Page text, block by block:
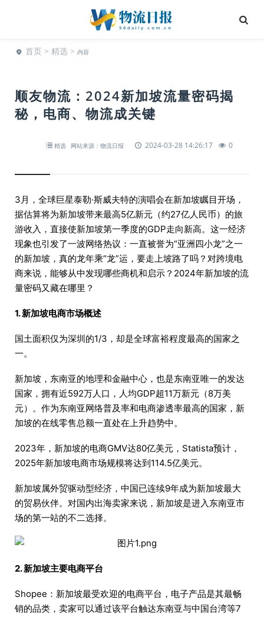
首页 > 精选 > 内容
顺友物流：2024新加坡流量密码揭
秘，电商、物流成关键
精选 网站来源：物流日报 2024-03-28 14:26:17 0
3月，全球巨星泰勒·斯威夫特的演唱会在新加坡瞩目开场，
据估算将为新加坡带来最高5亿新元（约27亿人民币）的旅
游收入，直接使新加坡第一季度的GDP走向新高。这一经济
现象也引发了一波网络热议：一直被誉为“亚洲四小龙”之一
的新加坡，真的龙年乘“龙”运，要走上坡路了吗？对跨境电
商来说，能够从中发现哪些商机和启示？2024年新加坡的流
量密码又藏在哪里？
1. 新加坡电商市场概述
国土面积仅为深圳的1/3，却是全球富裕程度最高的国家之
一。
新加坡，东南亚的地理和金融中心，也是东南亚唯一的发达
国家，拥有近592万人口，人均GDP超11万新元（8万美
元）。作为东南亚网络普及率和电商渗透率最高的国家，新
加坡的在线零售总额一直处在上升趋势中。
2023年，新加坡的电商GMV达80亿美元，Statista预计，
2025年新加坡电商市场规模将达到114.5亿美元。
新加坡属外贸驱动型经济，中国已连续9年成为新加坡最大
的贸易伙伴。对国内出海卖家来说，新加坡是进入东南亚市
场的第一站的不二选择。
2. 新加坡主要电商平台
Shopee：新加坡最受欢迎的电商平台，电子产品是其最畅
销的品类，卖家可以通过该平台触达东南亚与中国台湾等7